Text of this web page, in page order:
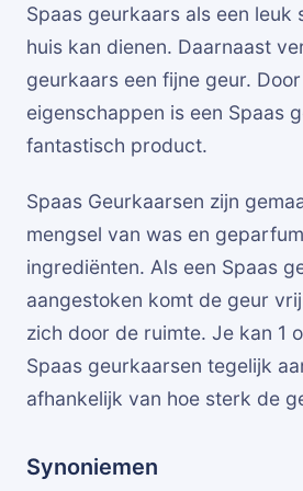
Spaas geurkaars als een leuk
huis kan dienen. Daarnaast
geurkaars een fijne geur.
eigenschappen is een Spaas
fantastisch product.
Spaas Geurkaarsen zijn
mengsel van was en
ingrediënten. Als een Spaas
aangestoken komt de geur
zich door de ruimte. Je kan 1
Spaas geurkaarsen tegelijk
afhankelijk van hoe sterk de
Synoniemen